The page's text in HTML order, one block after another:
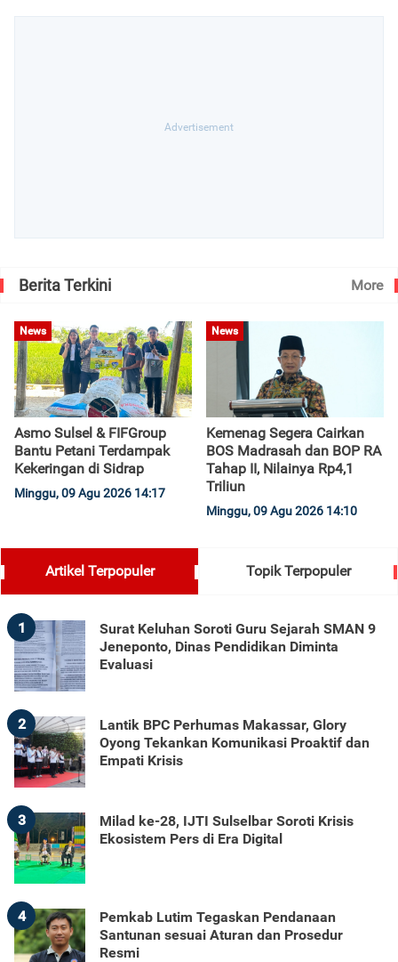
Berita Terkini More
News
Asmo Sulsel & FIFGroup
Bantu Petani Terdampak
Kekeringan di Sidrap
Minggu, 09 Agu 2026 14:17
News
Kemenag Segera Cairkan
BOS Madrasah dan BOP RA
Tahap II, Nilainya Rp4,1
Triliun
Minggu, 09 Agu 2026 14:10
Artikel Terpopuler Topik Terpopuler
1
Surat Keluhan Soroti Guru Sejarah SMAN 9
Jeneponto, Dinas Pendidikan Diminta
Evaluasi
2
Lantik BPC Perhumas Makassar, Glory
Oyong Tekankan Komunikasi Proaktif dan
Empati Krisis
3
Milad ke-28, IJTI Sulselbar Soroti Krisis
Ekosistem Pers di Era Digital
4
Pemkab Lutim Tegaskan Pendanaan
Santunan sesuai Aturan dan Prosedur
Resmi